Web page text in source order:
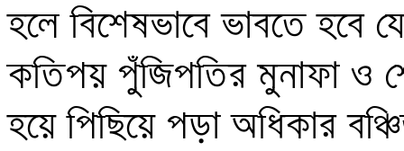
হলে বিশেষভাবে ভাবতে হবে
কতিপয় পুঁজিপতির মুনাফা ও
হয়ে পিছিয়ে পড়া অধিকার